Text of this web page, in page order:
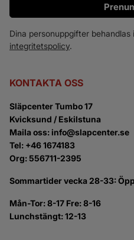
Dina personuppgifter
integritetspolicy.
KONTAKTA OSS
Släpcenter Tumbo 17
Kvicksund / Eskilstuna
Maila oss: info@slapcenter.se
Tel: +46 1674183
Org: 556711-2395
Sommartider vecka 28-33:
Mån-Tor: 8-17 Fre: 8-16
Lunchstängt: 12-13